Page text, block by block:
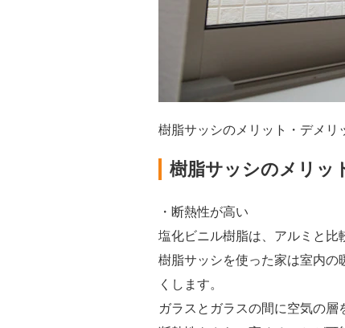
樹脂サッシのメリット・デメリ
樹脂サッシのメリッ
・断熱性が高い
塩化ビニル樹脂は、アルミと比
樹脂サッシを使った家は室内の
くします。
ガラスとガラスの間に空気の層